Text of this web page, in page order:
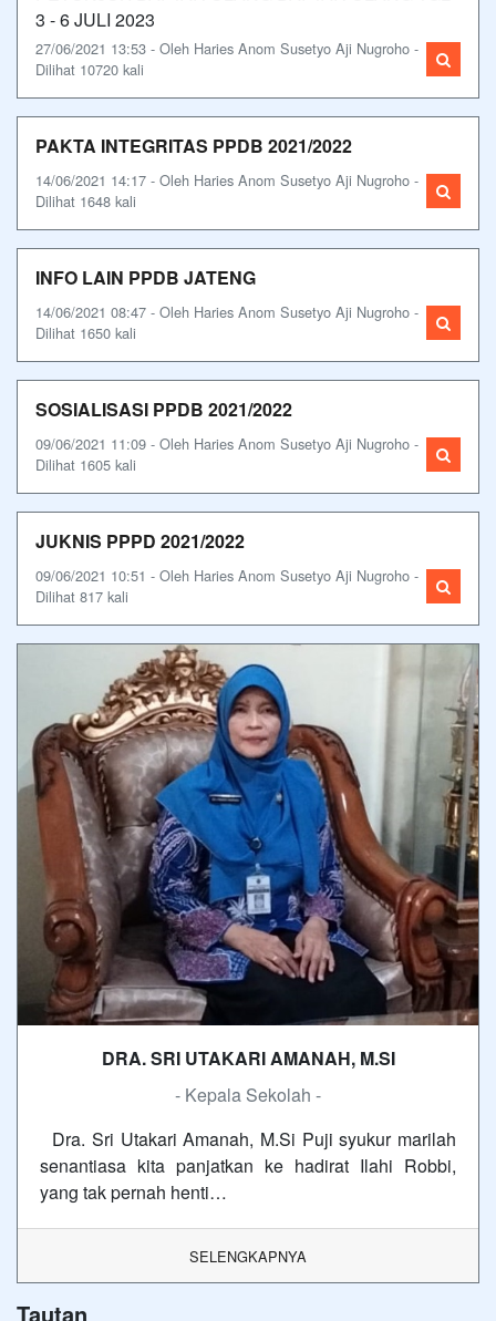
3 - 6 JULI 2023
27/06/2021 13:53 - Oleh Haries Anom Susetyo Aji Nugroho -
Dilihat 10720 kali
PAKTA INTEGRITAS PPDB 2021/2022
14/06/2021 14:17 - Oleh Haries Anom Susetyo Aji Nugroho -
Dilihat 1648 kali
INFO LAIN PPDB JATENG
14/06/2021 08:47 - Oleh Haries Anom Susetyo Aji Nugroho -
Dilihat 1650 kali
SOSIALISASI PPDB 2021/2022
09/06/2021 11:09 - Oleh Haries Anom Susetyo Aji Nugroho -
Dilihat 1605 kali
JUKNIS PPPD 2021/2022
09/06/2021 10:51 - Oleh Haries Anom Susetyo Aji Nugroho -
Dilihat 817 kali
DRA. SRI UTAKARI AMANAH, M.SI
- Kepala Sekolah -
Dra. Sri Utakari Amanah, M.Si Puji syukur marilah
senantiasa kita panjatkan ke hadirat Ilahi Robbi,
yang tak pernah henti…
SELENGKAPNYA
Tautan